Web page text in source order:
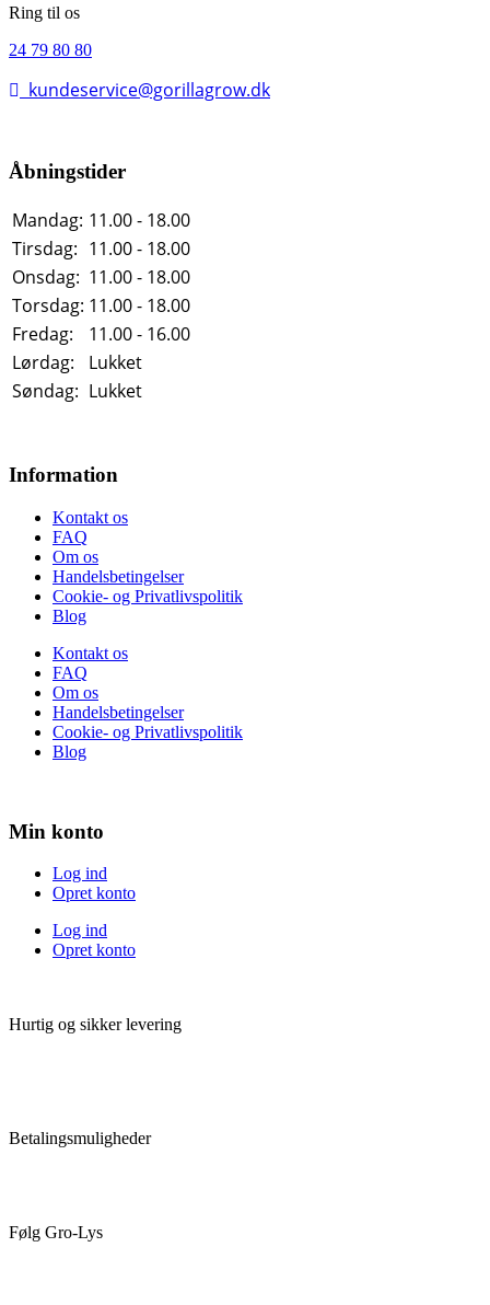
Ring til os
24 79 80 80
kundeservice@gorillagrow.dk
Åbningstider
Mandag: 11.00 - 18.00
Tirsdag: 11.00 - 18.00
Onsdag: 11.00 - 18.00
Torsdag: 11.00 - 18.00
Fredag:
11.00 - 16.00
Lørdag:
Lukket
Søndag: Lukket
Information
Kontakt os
FAQ
Om os
Handelsbetingelser
Cookie- og Privatlivspolitik
Blog
Kontakt os
FAQ
Om os
Handelsbetingelser
Cookie- og Privatlivspolitik
Blog
Min konto
Log ind
Opret konto
Log ind
Opret konto
Hurtig og sikker levering
Betalingsmuligheder
Følg Gro-Lys